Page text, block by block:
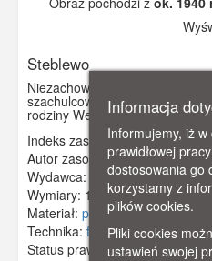
Steblewo
Niezachowany do dzisiaj
szachulcowej, z drugiej połowy
rodziny Wessel.
Indeks zasobu:GSP00834
Autor zasobu:Ilse Macholz
Wydawca:
Carl Lange, Oliva
Wymiary: 145 x 105 mm
Materiał: pocztówka
Technika: fotografia czarno-
Status prawny:Użycie
Informacja
Informujemy, iż
prawidłowej
dostosowania go
korzystamy z
plików cookies.
Pliki cookies
ustawień swojej